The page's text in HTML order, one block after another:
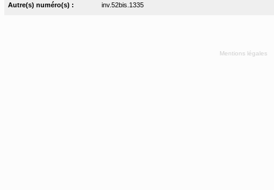
Autre(s) numéro(s) : inv.52bis.1335
Mentions légales